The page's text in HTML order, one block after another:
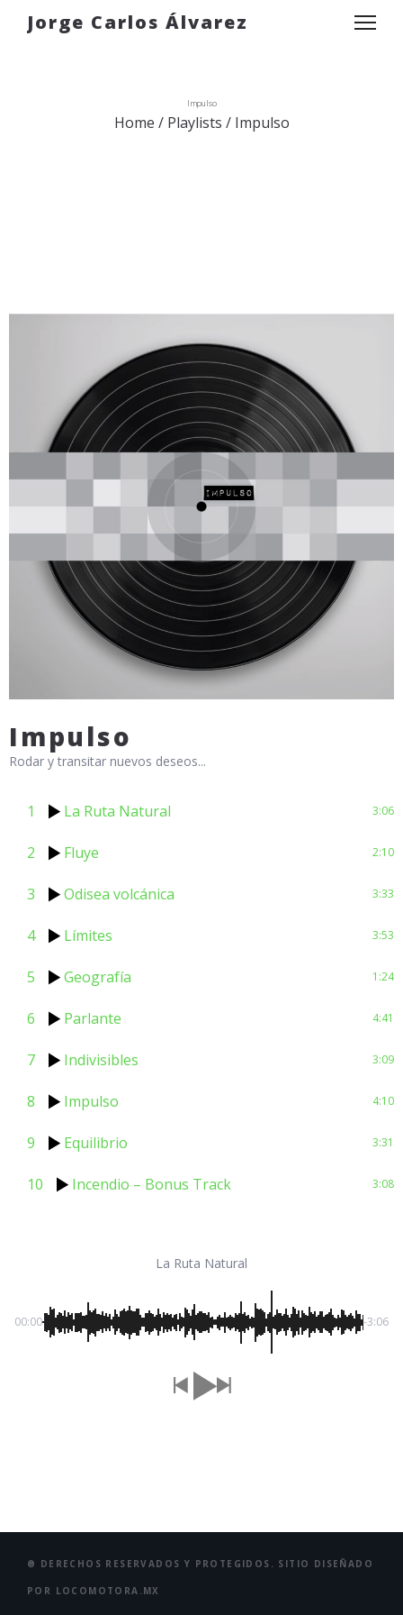
Jorge Carlos Álvarez
Impulso
Home / Playlists /Impulso
Impulso
Rodar y transitar nuevos deseos...
1 La Ruta Natural 3:06
2 Fluye 2:10
3 Odisea volcánica 3:33
4 Límites 3:53
5 Geografía 1:24
6 Parlante 4:41
7 Indivisibles 3:09
8 Impulso 4:10
9 Equilibrio 3:31
10 Incendio – Bonus Track 3:08
La Ruta Natural
00:00 -3:06
® DERECHOS RESERVADOS Y PROTEGIDOS. SITIO DISEÑADO
POR LOCOMOTORA.MX